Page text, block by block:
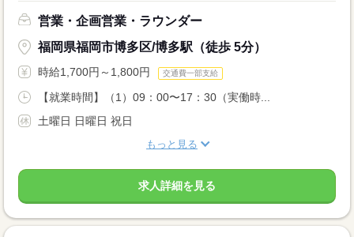
営業・企画営業・ラウンダー
福岡県福岡市博多区/博多駅（徒歩 5分）
時給1,700円～1,800円 交通費一部支給
【就業時間】（1）09：00〜17：30（実働時...
土曜日 日曜日 祝日
もっと見る
求人詳細を見る